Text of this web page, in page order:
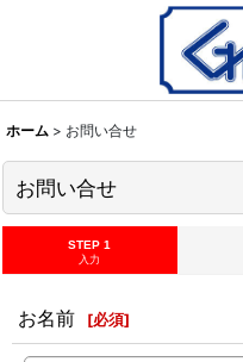
ホーム > お問い合せ
お問い合せ
STEP 1
入力
お名前 [必須]